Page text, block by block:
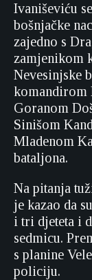
Ivaniševiću
bošnjačke
zajedno s
zamjenikom
Nevesinjske
komandirom
Goranom
Sinišom
Mladenom
bataljona.
Na pitanja
je kazao da
i tri djeteta i
sedmicu.
s planine
policiju.